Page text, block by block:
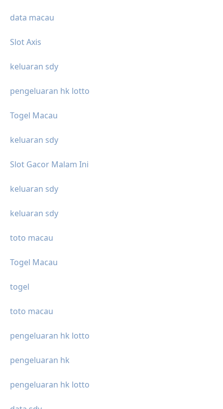
data macau
Slot Axis
keluaran sdy
pengeluaran hk lotto
Togel Macau
keluaran sdy
Slot Gacor Malam Ini
keluaran sdy
keluaran sdy
toto macau
Togel Macau
togel
toto macau
pengeluaran hk lotto
pengeluaran hk
pengeluaran hk lotto